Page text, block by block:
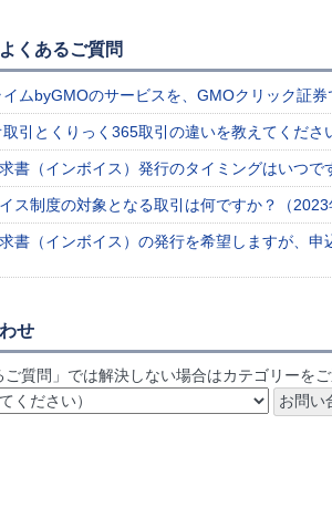
くあるご質問
イムbyGMOのサービスを、GMOクリック証券
引とくりっく365取引の違いを教えてくださ
書（インボイス）発行のタイミングはいつで
ス制度の対象となる取引は何ですか？（2023
書（インボイス）の発行を希望しますが、
せ
ご質問」では解決しない場合はカテゴリーを